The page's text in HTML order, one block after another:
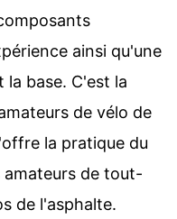
ainsi qu'une
la base. C'est la
de vélo de
la pratique du
amateurs de tout-
de l'asphalte.